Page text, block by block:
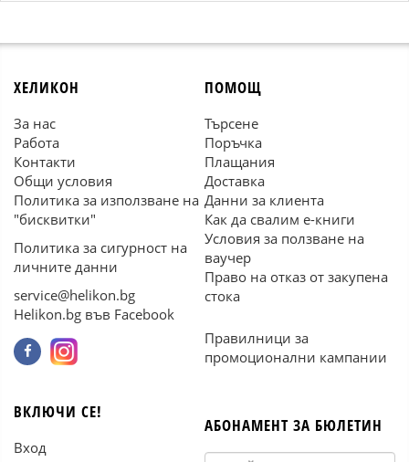
ХЕЛИКОН
За нас
Работа
Контакти
Общи условия
Политика за използване на
"бисквитки"
Политика за сигурност на
личните данни
service@helikon.bg
Helikon.bg във Facebook
ПОМОЩ
Търсене
Поръчка
Плащания
Доставка
Данни за клиента
Как да свалим е-книги
Условия за ползване на
ваучер
Право на отказ от закупена
стока
Правилници за
промоционални кампании
ВКЛЮЧИ СЕ!
Вход
АБОНАМЕНТ ЗА БЮЛЕТИН